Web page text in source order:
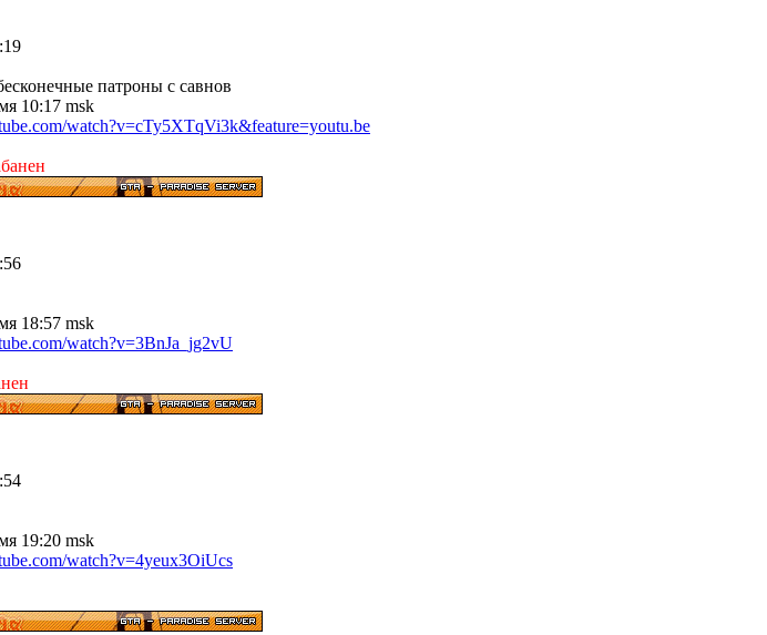
патроны с савнов
10:17 msk
watch?v=cTy5XTqVi3k&feature=youtu.be
18:57 msk
watch?v=3BnJa_jg2vU
19:20 msk
watch?v=4yeux3OiUcs